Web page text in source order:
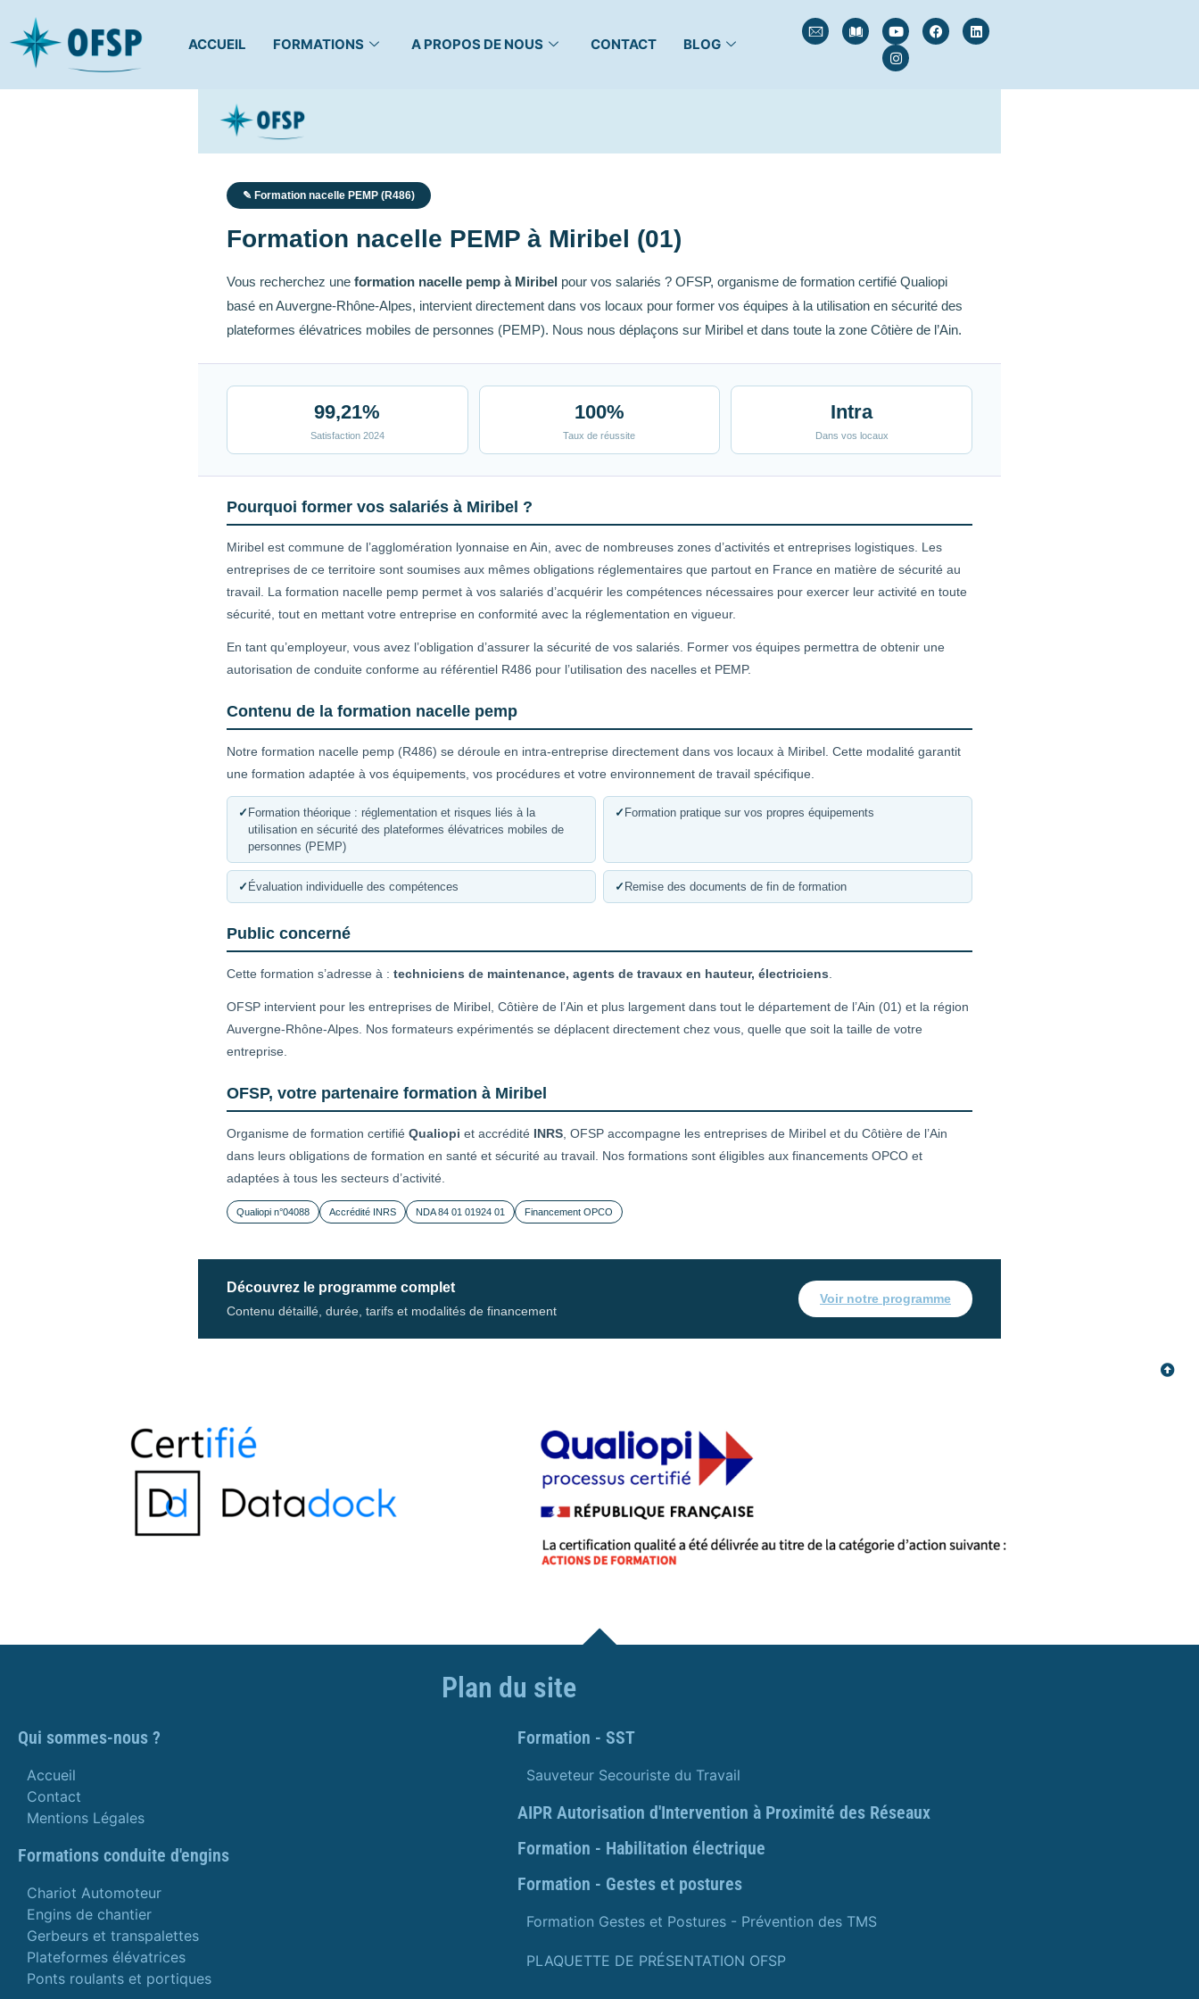
ACCUEIL FORMATIONS A PROPOS DE NOUS CONTACT BLOG
✎ Formation nacelle PEMP (R486)
Formation nacelle PEMP à Miribel (01)
Vous recherchez une formation nacelle pemp à Miribel pour vos salariés ? OFSP, organisme de formation certifié Qualiopi
basé en Auvergne-Rhône-Alpes, intervient directement dans vos locaux pour former vos équipes à la utilisation en sécurité des
plateformes élévatrices mobiles de personnes (PEMP). Nous nous déplaçons sur Miribel et dans toute la zone Côtière de l’Ain.
99,21%
Satisfaction 2024
100%
Taux de réussite
Intra
Dans vos locaux
Pourquoi former vos salariés à Miribel ?
Miribel est commune de l’agglomération lyonnaise en Ain, avec de nombreuses zones d’activités et entreprises logistiques. Les
entreprises de ce territoire sont soumises aux mêmes obligations réglementaires que partout en France en matière de sécurité au
travail. La formation nacelle pemp permet à vos salariés d’acquérir les compétences nécessaires pour exercer leur activité en toute
sécurité, tout en mettant votre entreprise en conformité avec la réglementation en vigueur.
En tant qu’employeur, vous avez l’obligation d’assurer la sécurité de vos salariés. Former vos équipes permettra de obtenir une
autorisation de conduite conforme au référentiel R486 pour l’utilisation des nacelles et PEMP.
Contenu de la formation nacelle pemp
Notre formation nacelle pemp (R486) se déroule en intra-entreprise directement dans vos locaux à Miribel. Cette modalité garantit
une formation adaptée à vos équipements, vos procédures et votre environnement de travail spécifique.
✓ Formation théorique : réglementation et risques liés à la
utilisation en sécurité des plateformes élévatrices mobiles de
personnes (PEMP)
✓ Formation pratique sur vos propres équipements
✓ Évaluation individuelle des compétences ✓ Remise des documents de fin de formation
Public concerné
Cette formation s’adresse à : techniciens de maintenance, agents de travaux en hauteur, électriciens
OFSP intervient pour les entreprises de Miribel, Côtière de l’Ain et plus largement dans tout le département de l’Ain (01) et la région
Auvergne-Rhône-Alpes. Nos formateurs expérimentés se déplacent directement chez vous, quelle que soit la taille de votre
entreprise.
OFSP, votre partenaire formation à Miribel
Organisme de formation certifié Qualiopi et accrédité INRS , OFSP accompagne les entreprises de Miribel et du Côtière de l’Ain
dans leurs obligations de formation en santé et sécurité au travail. Nos formations sont éligibles aux financements OPCO et
adaptées à tous les secteurs d’activité.
Qualiopi n°04088 Accrédité INRS NDA 84 01 01924 01 Financement OPCO
Découvrez le programme complet
Contenu détaillé, durée, tarifs et modalités de financement
Voir notre programme
Plan du site
Qui sommes-nous ?
Accueil
Contact
Mentions Légales
Formations conduite d'engins
Chariot Automoteur
Engins de chantier
Gerbeurs et transpalettes
Plateformes élévatrices
Ponts roulants et portiques
Formation - SST
Sauveteur Secouriste du Travail
AIPR Autorisation d'Intervention à Proximité des Réseaux
Formation - Habilitation électrique
Formation - Gestes et postures
Formation Gestes et Postures - Prévention des TMS
PLAQUETTE DE PRÉSENTATION OFSP